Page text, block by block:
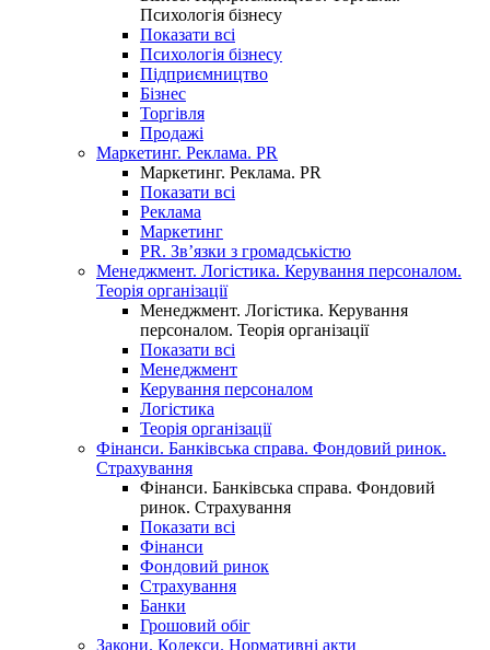
Психологія бізнесу
Показати всі
Психологія бізнесу
Підприємництво
Бізнес
Торгівля
Продажі
Маркетинг. Реклама. PR
Маркетинг. Реклама. PR
Показати всі
Реклама
Маркетинг
PR. Зв’язки з громадськістю
Менеджмент. Логістика. Керування персоналом.
Теорія організації
Менеджмент. Логістика. Керування
персоналом. Теорія організації
Показати всі
Менеджмент
Керування персоналом
Логістика
Теорія організації
Фінанси. Банківська справа. Фондовий ринок.
Страхування
Фінанси. Банківська справа. Фондовий
ринок. Страхування
Показати всі
Фінанси
Фондовий ринок
Страхування
Банки
Грошовий обіг
Закони. Кодекси. Нормативні акти